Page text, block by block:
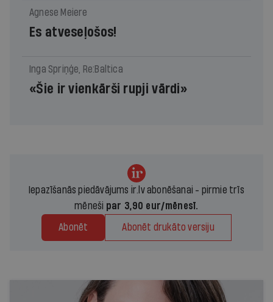
Agnese Meiere
Es atveseļošos!
Inga Spriņģe, Re:Baltica
«Šie ir vienkārši rupji vārdi»
Iepazīšanās piedāvājums ir.lv abonēšanai - pirmie trīs
mēneši par 3,90 eur/mēnesī.
Abonēt Abonēt drukāto versiju